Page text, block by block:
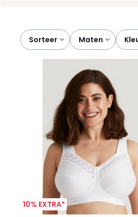
Sorteer maten
10% EXTRA*